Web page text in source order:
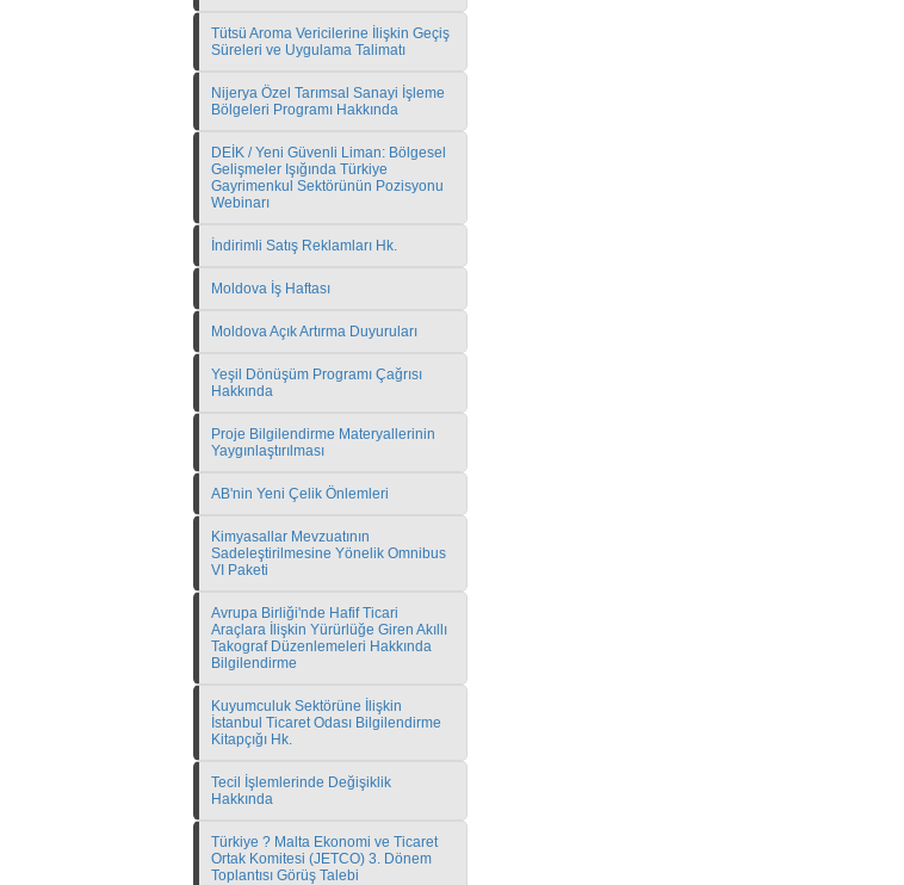
Tütsü Aroma Vericilerine İlişkin Geçiş
Süreleri ve Uygulama Talimatı
Nijerya Özel Tarımsal Sanayi İşleme
Bölgeleri Programı Hakkında
DEİK / Yeni Güvenli Liman: Bölgesel
Gelişmeler Işığında Türkiye
Gayrimenkul Sektörünün Pozisyonu
Webinarı
İndirimli Satış Reklamları Hk.
Moldova İş Haftası
Moldova Açık Artırma Duyuruları
Yeşil Dönüşüm Programı Çağrısı
Hakkında
Proje Bilgilendirme Materyallerinin
Yaygınlaştırılması
AB'nin Yeni Çelik Önlemleri
Kimyasallar Mevzuatının
Sadeleştirilmesine Yönelik Omnibus
VI Paketi
Avrupa Birliği'nde Hafif Ticari
Araçlara İlişkin Yürürlüğe Giren Akıllı
Takograf Düzenlemeleri Hakkında
Bilgilendirme
Kuyumculuk Sektörüne İlişkin
İstanbul Ticaret Odası Bilgilendirme
Kitapçığı Hk.
Tecil İşlemlerinde Değişiklik
Hakkında
Türkiye ? Malta Ekonomi ve Ticaret
Ortak Komitesi (JETCO) 3. Dönem
Toplantısı Görüş Talebi